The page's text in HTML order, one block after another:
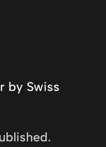
by Swiss